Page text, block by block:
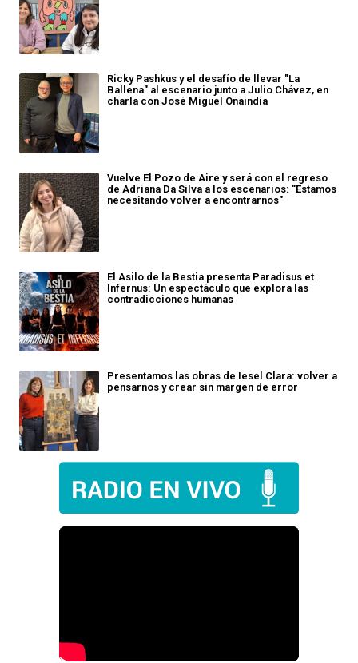
Ricky Pashkus y el desafío de llevar "La
Ballena" al escenario junto a Julio Chávez, en
charla con José Miguel Onaindia
Vuelve El Pozo de Aire y será con el regreso
de Adriana Da Silva a los escenarios: "Estamos
necesitando volver a encontrarnos"
El Asilo de la Bestia presenta Paradisus et
Infernus: Un espectáculo que explora las
contradicciones humanas
Presentamos las obras de Iesel Clara: volver a
pensarnos y crear sin margen de error